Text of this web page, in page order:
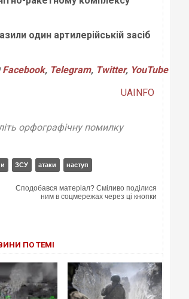
один артилерійській засіб
Facebook, Telegram, Twitter, YouTube
UAINFO
орфографічну помилку
ЗСУ атаки наступ
Сподобався матеріал? Сміливо поділися
ним в соцмережах через ці кнопки
ПО ТЕМІ